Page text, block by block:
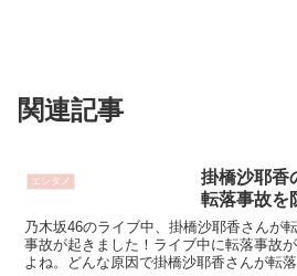
関連記事
エンタメ
掛橋沙耶香
転落事故を
乃木坂46のライブ中、掛橋沙耶香さんが
事故が起きました！ライブ中に転落事故
よね。どんな原因で掛橋沙耶香さんが転